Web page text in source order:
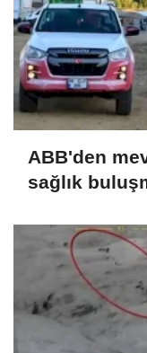
ABB'den
sağlık